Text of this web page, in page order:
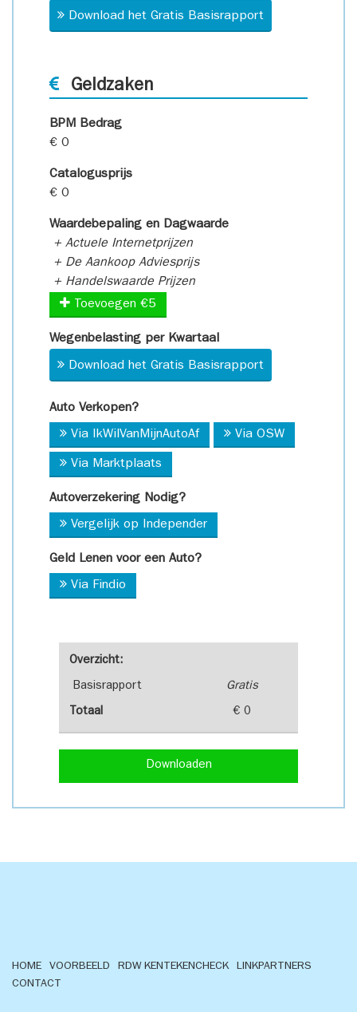
Overzicht:
Basisrapport Gratis
Totaal € 0
Downloaden
Download het Gratis Basisrapport
Geldzaken
BPM Bedrag
€ 0
Catalogusprijs
€ 0
Waardebepaling en Dagwaarde
+ Actuele Internetprijzen
+ De Aankoop Adviesprijs
+ Handelswaarde Prijzen
Toevoegen €5
Wegenbelasting per Kwartaal
Download het Gratis Basisrapport
Auto Verkopen?
Via IkWilVanMijnAutoAf Via OSW
Via Marktplaats
Autoverzekering Nodig?
Vergelijk op Independer
Geld Lenen voor een Auto?
Via Findio
HOME VOORBEELD RDW KENTEKENCHECK
LINKPARTNERS
CONTACT